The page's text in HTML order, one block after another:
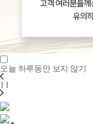
오늘 하루동안 보지 않기
1 I